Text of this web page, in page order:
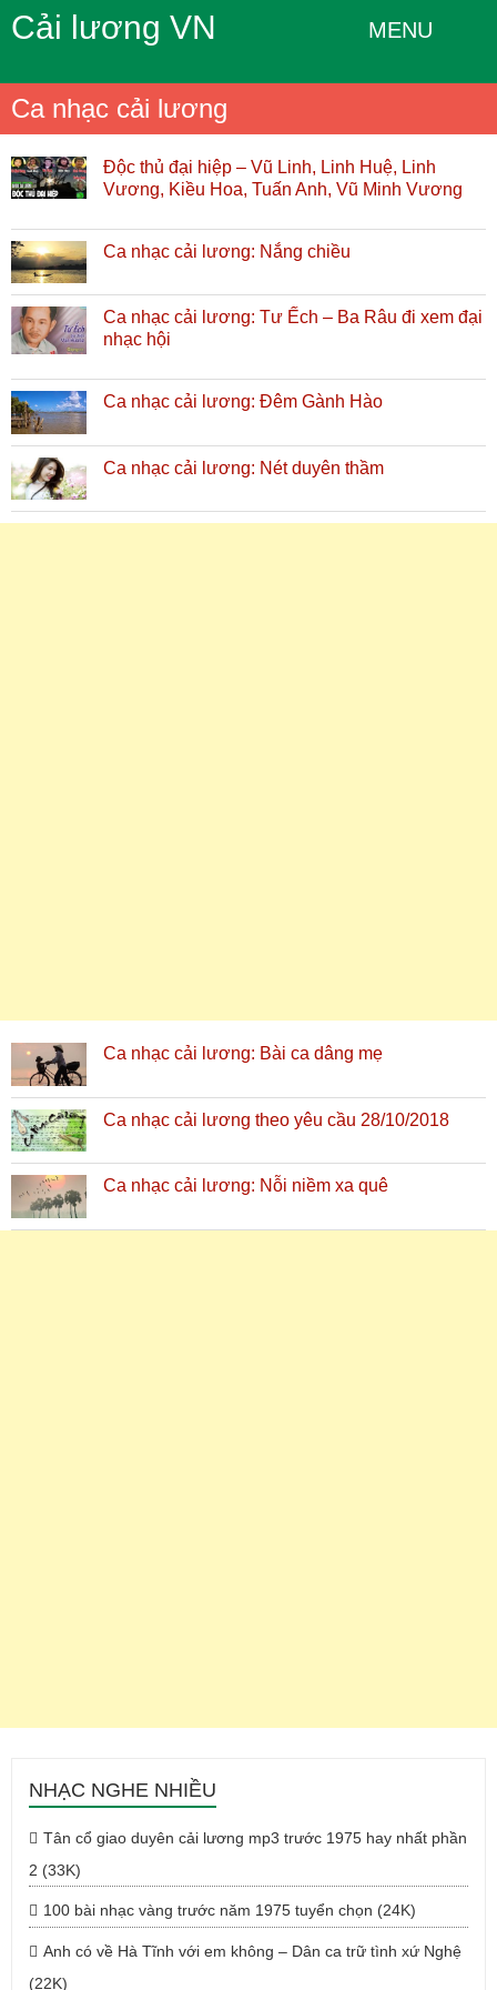
Cải lương VN MENU
Ca nhạc cải lương
Độc thủ đại hiệp – Vũ Linh, Linh Huệ, Linh
Vương, Kiều Hoa, Tuấn Anh, Vũ Minh Vương
Ca nhạc cải lương: Nắng chiều
Ca nhạc cải lương: Tư Ếch – Ba Râu đi xem đại
nhạc hội
Ca nhạc cải lương: Đêm Gành Hào
Ca nhạc cải lương: Nét duyên thầm
Ca nhạc cải lương: Bài ca dâng mẹ
Ca nhạc cải lương theo yêu cầu 28/10/2018
Ca nhạc cải lương: Nỗi niềm xa quê
NHẠC NGHE NHIỀU
Tân cổ giao duyên cải lương mp3 trước 1975 hay nhất phần
2 (33K)
100 bài nhạc vàng trước năm 1975 tuyển chọn (24K)
Anh có về Hà Tĩnh với em không – Dân ca trữ tình xứ Nghệ
(22K)